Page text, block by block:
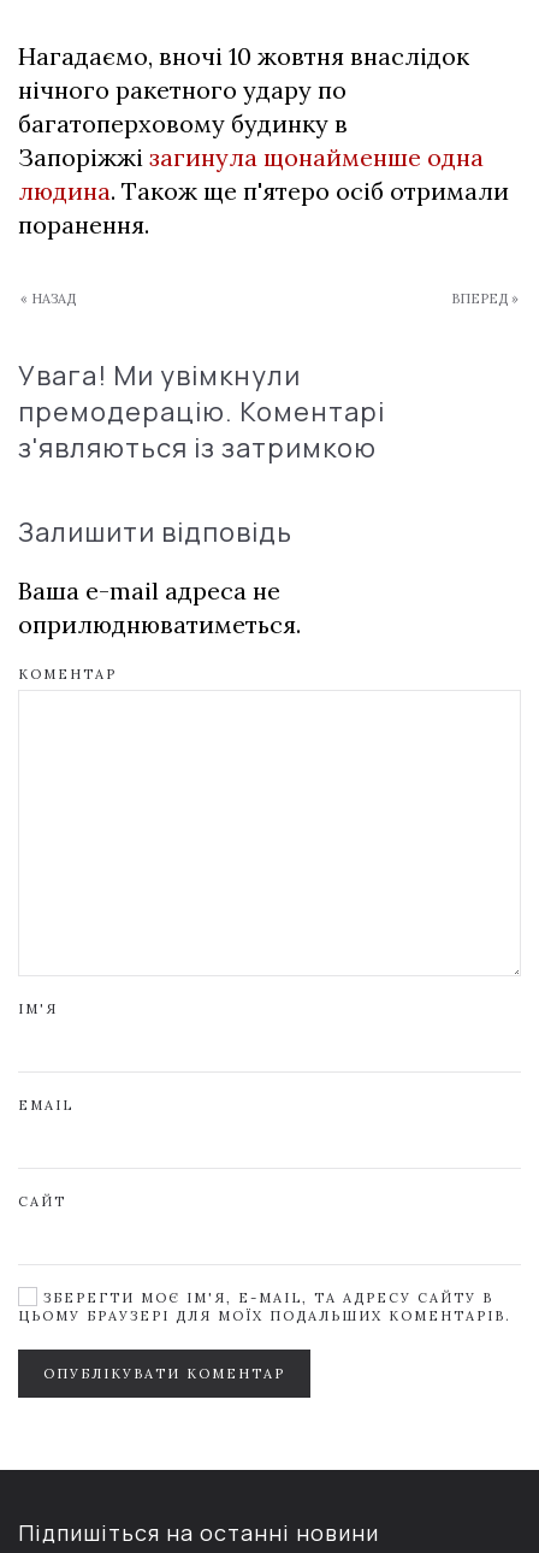
Нагадаємо, вночі 10 жовтня внаслідок
нічного ракетного удару по
багатоперховому будинку в
Запоріжжі загинула щонайменше одна
людина. Також ще п'ятеро осіб отримали
поранення.
« НАЗАД ВПЕРЕД »
Увага! Ми увімкнули
премодерацію. Коментарі
з'являються із затримкою
Залишити відповідь
Ваша e-mail адреса не
оприлюднюватиметься.
КОМЕНТАР
ІМ'Я
EMAIL
САЙТ
ЗБЕРЕГТИ МОЄ ІМ'Я, E-MAIL, ТА АДРЕСУ САЙТУ В
ЦЬОМУ БРАУЗЕРІ ДЛЯ МОЇХ ПОДАЛЬШИХ КОМЕНТАРІВ.
ОПУБЛІКУВАТИ КОМЕНТАР
Підпишіться на останні новини